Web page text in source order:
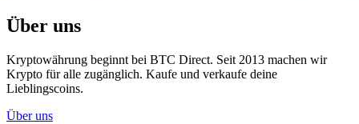
Über uns
Kryptowährung beginnt bei BTC Direct. Seit 2013 machen wir
Krypto für alle zugänglich. Kaufe und verkaufe deine
Lieblingscoins.
Über uns